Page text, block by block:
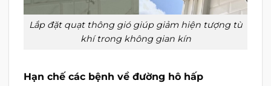
Lắp đặt quạt thông gió giúp giảm hiện tượng tù
khí trong không gian kín
Hạn chế các bệnh về đường hô hấp